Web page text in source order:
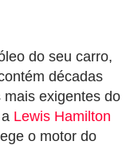
do seu carro,
décadas
exigentes do
Lewis Hamilton
o motor do